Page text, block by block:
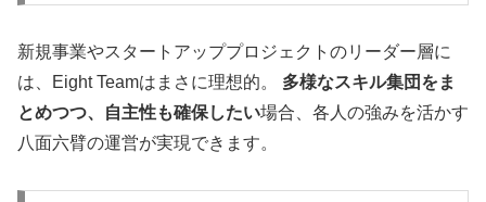
新規事業やスタートアッププロジェクトのリーダー層に
は、Eight Teamはまさに理想的。 多様なスキル集団をま
とめつつ、自主性も確保したい場合、各人の強みを活かす
八面六臂の運営が実現できます。